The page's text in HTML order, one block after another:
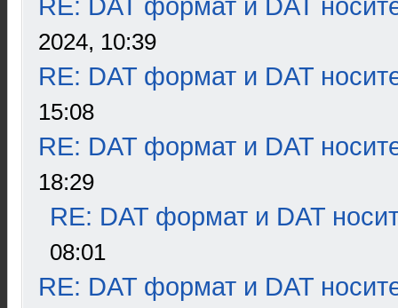
RE: DAT формат и DAT
2024, 10:39
RE: DAT формат и DAT
15:08
RE: DAT формат и DAT
18:29
RE: DAT формат и DAT
08:01
RE: DAT формат и DAT